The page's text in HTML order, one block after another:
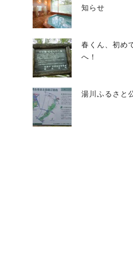
知らせ
春くん、初め
へ！
湯川ふるさと